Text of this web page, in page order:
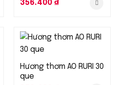
356.400 ₫
Hương thơm AO RURI 30
que